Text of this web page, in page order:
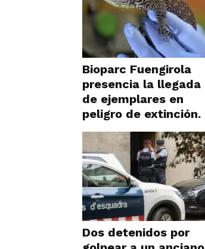
Bioparc Fuengirola
presencia la llegada
de ejemplares en
peligro de extinción.
Dos detenidos por